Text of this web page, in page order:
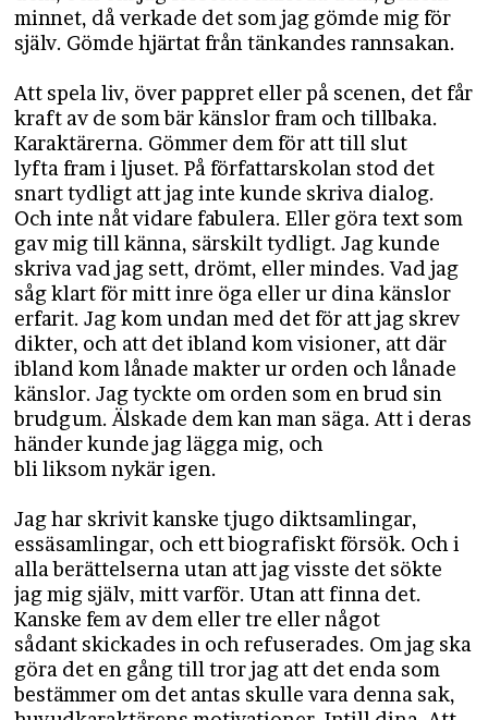
minnet, då verkade det som jag gömde mig för
själv. Gömde hjärtat från tänkandes rannsakan.
Att spela liv, över pappret eller på scenen, det får
kraft av de som bär känslor fram och tillbaka.
Karaktärerna. Gömmer dem för att till slut
lyfta fram i ljuset. På författarskolan stod det
snart tydligt att jag inte kunde skriva dialog.
Och inte nåt vidare fabulera. Eller göra text som
gav mig till känna, särskilt tydligt. Jag kunde
skriva vad jag sett, drömt, eller mindes. Vad jag
såg klart för mitt inre öga eller ur dina känslor
erfarit. Jag kom undan med det för att jag skrev
dikter, och att det ibland kom visioner, att där
ibland kom lånade makter ur orden och lånade
känslor. Jag tyckte om orden som en brud sin
brudgum. Älskade dem kan man säga. Att i deras
händer kunde jag lägga mig, och
bli liksom nykär igen.
Jag har skrivit kanske tjugo diktsamlingar,
essäsamlingar, och ett biografiskt försök. Och i
alla berättelserna utan att jag visste det sökte
jag mig själv, mitt varför. Utan att finna det.
Kanske fem av dem eller tre eller något
sådant skickades in och refuserades. Om jag ska
göra det en gång till tror jag att det enda som
bestämmer om det antas skulle vara denna sak,